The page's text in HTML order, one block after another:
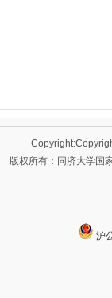
版权所有：同济大学国
沪